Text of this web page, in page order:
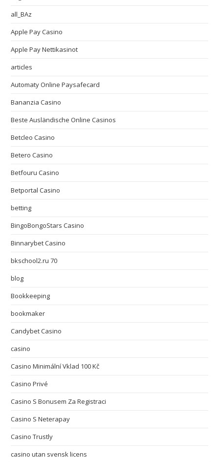
all_BAz
Apple Pay Casino
Apple Pay Nettikasinot
articles
Automaty Online Paysafecard
Bananzia Casino
Beste Ausländische Online Casinos
Betcleo Casino
Betero Casino
Betfouru Casino
Betportal Casino
betting
BingoBongoStars Casino
Binnarybet Casino
bkschool2.ru 70
blog
Bookkeeping
bookmaker
Candybet Casino
casino
Casino Minimální Vklad 100 Kč
Casino Privé
Casino S Bonusem Za Registraci
Casino S Neterapay
Casino Trustly
casino utan svensk licens